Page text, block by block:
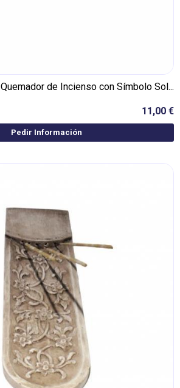
Quemador de Incienso con Símbolo Sol...
11,00 €
Pedir Información